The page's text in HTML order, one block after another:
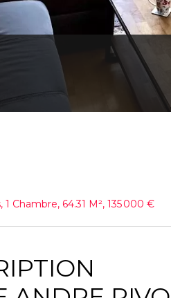
Chambre, 64.31 M², 135 000 €